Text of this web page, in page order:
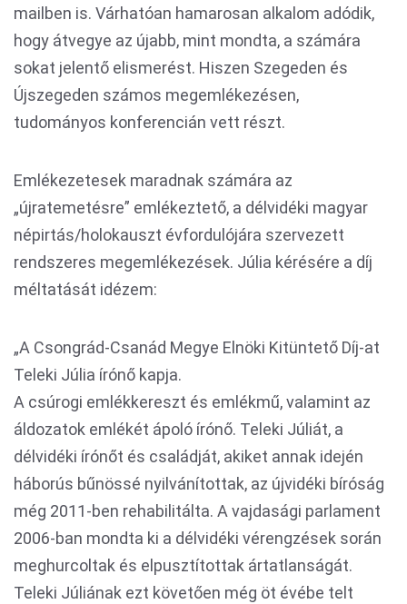
mailben is. Várhatóan hamarosan alkalom adódik,
hogy átvegye az újabb, mint mondta, a számára
sokat jelentő elismerést. Hiszen Szegeden és
Újszegeden számos megemlékezésen,
tudományos konferencián vett részt.
Emlékezetesek maradnak számára az
„újratemetésre” emlékeztető, a délvidéki magyar
népirtás/holokauszt évfordulójára szervezett
rendszeres megemlékezések. Júlia kérésére a díj
méltatását idézem:
„A Csongrád-Csanád Megye Elnöki Kitüntető Díj-at
Teleki Júlia írónő kapja.
A csúrogi emlékkereszt és emlékmű, valamint az
áldozatok emlékét ápoló írónő. Teleki Júliát, a
délvidéki írónőt és családját, akiket annak idején
háborús bűnössé nyilvánítottak, az újvidéki bíróság
még 2011-ben rehabilitálta. A vajdasági parlament
2006-ban mondta ki a délvidéki vérengzések során
meghurcoltak és elpusztítottak ártatlanságát.
Teleki Júliának ezt követően még öt évébe telt